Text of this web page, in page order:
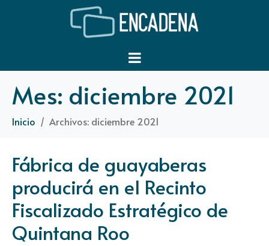
Mes: diciembre 2021
Inicio Archivos: diciembre 2021
Fábrica de guayaberas
producirá en el Recinto
Fiscalizado Estratégico de
Quintana Roo